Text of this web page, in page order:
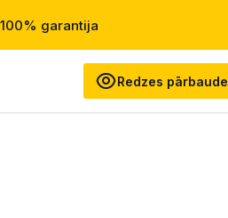
100% garantija
Redzes pārbaude